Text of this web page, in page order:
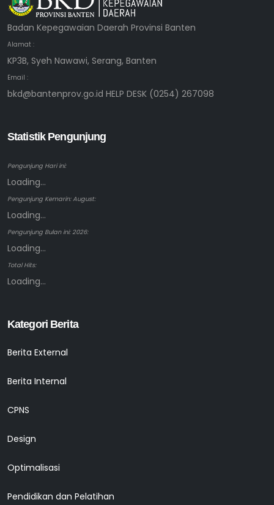
Badan Kepegawaian Daerah Provinsi Banten
Alamat :
KP3B, Syeh Nawawi, Serang, Banten
Email :
bkd@bantenprov.go.id HELP DESK (0254) 267098
Statistik Pengunjung
Pengunjung Hari ini:
Loading...
Pengunjung Kemarin: August:
Loading...
Pengunjung Bulan ini: 2026:
Loading...
Total Hits:
Loading...
Kategori Berita
Berita External
Berita Internal
CPNS
Design
Optimalisasi
Pendidikan dan Pelatihan